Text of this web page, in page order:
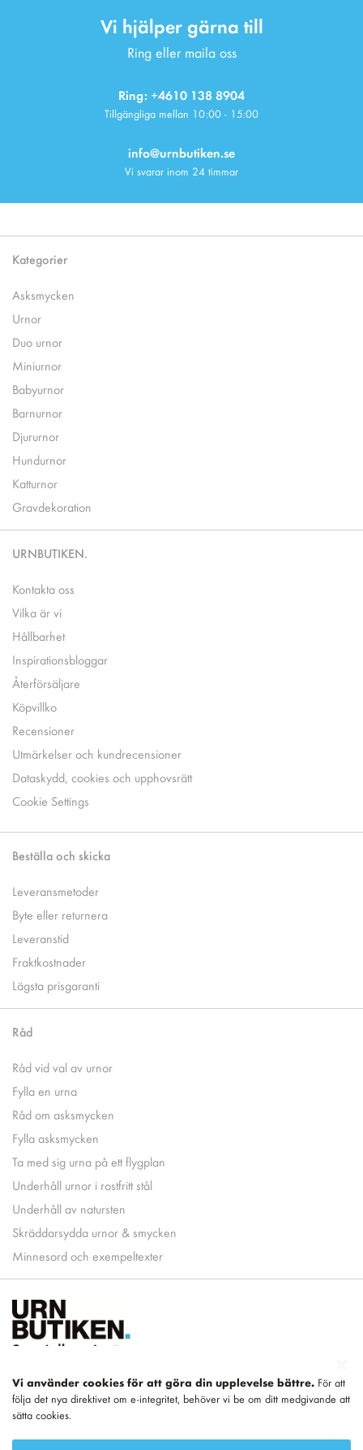
Vi hjälper gärna till
Ring eller maila oss
Ring: +4610 138 8904
Tillgängliga mellan 10:00 - 15:00
info@urnbutiken.se
Vi svarar inom 24 timmar
Kategorier
Asksmycken
Urnor
Duo urnor
Miniurnor
Babyurnor
Barnurnor
Djururnor
Hundurnor
Katturnor
Gravdekoration
URNBUTIKEN.
Kontakta oss
Vilka är vi
Hållbarhet
Inspirationsbloggar
Återförsäljare
Köpvillko
Recensioner
Utmärkelser och kundrecensioner
Dataskydd, cookies och upphovsrätt
Cookie Settings
Beställa och skicka
Leveransmetoder
Byte eller returnera
Leveranstid
Fraktkostnader
Lägsta prisgaranti
Råd
Råd vid val av urnor
Fylla en urna
Råd om asksmycken
Fylla asksmycken
Ta med sig urna på ett flygplan
Underhåll urnor i rostfritt stål
Underhåll av natursten
Skräddarsydda urnor & smycken
Minnesord och exempeltexter
Vi använder cookies för att göra din upplevelse bättre. För att
följa det nya direktivet om e-integritet, behöver vi be om ditt medgivande att
sätta cookies.